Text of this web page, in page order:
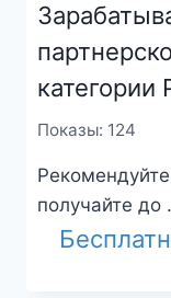
категории
Показы: 124
получайте до